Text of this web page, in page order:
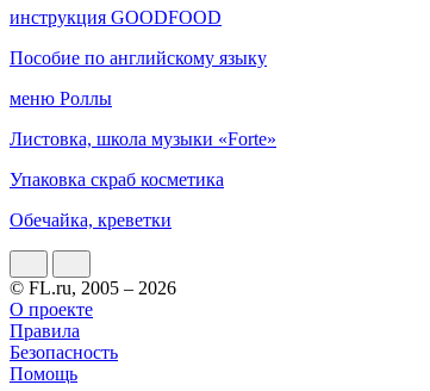
инструкция GOODFOOD
Пособие по английскому языку
меню Роллы
Листовка, школа музыки «Forte»
Упаковка скраб косметика
Обечайка, креветки
© FL.ru, 2005 – 2026
О проекте
Правила
Безопасность
Помощь